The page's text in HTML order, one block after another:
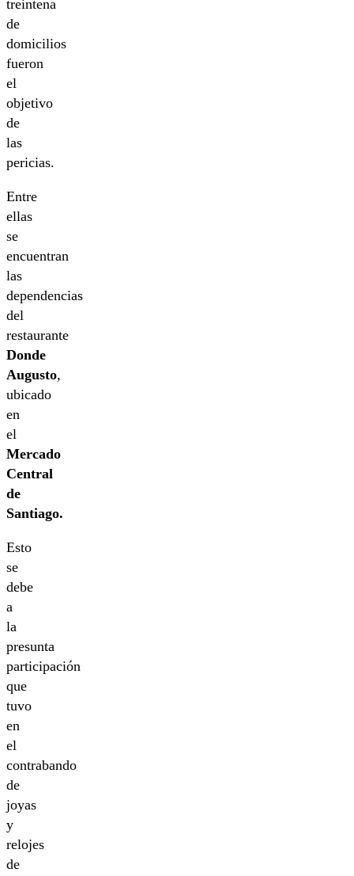
treintena
de
domicilios
fueron
el
objetivo
de
las
pericias.
Entre
ellas
se
encuentran
las
dependencias
del
restaurante
Donde
Augusto,
ubicado
en
el
Mercado
Central
de
Santiago.
Esto
se
debe
a
la
presunta
participación
que
tuvo
en
el
contrabando
de
joyas
y
relojes
de